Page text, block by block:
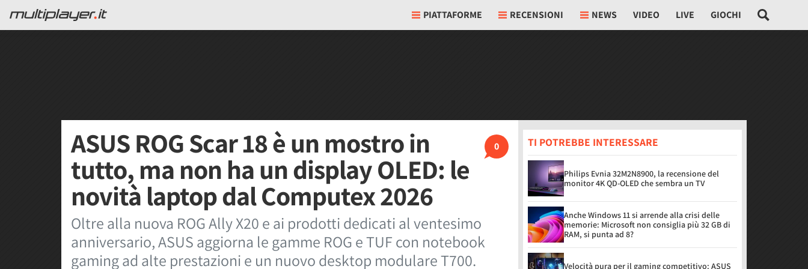
PIATTAFORME RECENSIONI NEWS VIDEO LIVE GIOCHI
0
ASUS ROG Scar 18 è un mostro in
tutto, ma non ha un display OLED: le
novità laptop dal Computex 2026
Oltre alla nuova ROG Ally X20 e ai prodotti dedicati al ventesimo
anniversario, ASUS aggiorna le gamme ROG e TUF con notebook
gaming ad alte prestazioni e un nuovo desktop modulare T700.
TI POTREBBE INTERESSARE
Philips Evnia 32M2N8900, la recensione del
monitor 4K QD-OLED che sembra un TV
Anche Windows 11 si arrende alla crisi delle
memorie: Microsoft non consiglia più 32 GB di
RAM, si punta ad 8?
Velocità pura per il gaming competitivo: ASUS